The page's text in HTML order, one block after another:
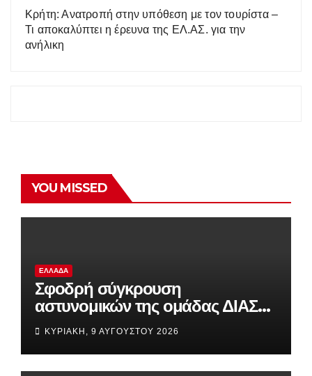
Κρήτη: Ανατροπή στην υπόθεση με τον τουρίστα –
Τι αποκαλύπτει η έρευνα της ΕΛ.ΑΣ. για την
ανήλικη
YOU MISSED
ΕΛΛΆΔΑ
Σφοδρή σύγκρουση
αστυνομικών της ομάδας ΔΙΑΣ
με αυτοκίνητο τουριστών στο
Σούνιο
ΚΥΡΙΑΚΉ, 9 ΑΥΓΟΎΣΤΟΥ 2026